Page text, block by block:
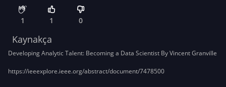
1 1 0
Kaynakça
Developing Analytic Talent: Becoming a Data Scientist By Vincent Granville
https://ieeexplore.ieee.org/abstract/document/7478500